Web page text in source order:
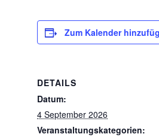
Zum Kalender
DETAILS
Datum:
4 September 2026
Veranstaltungskategorien: